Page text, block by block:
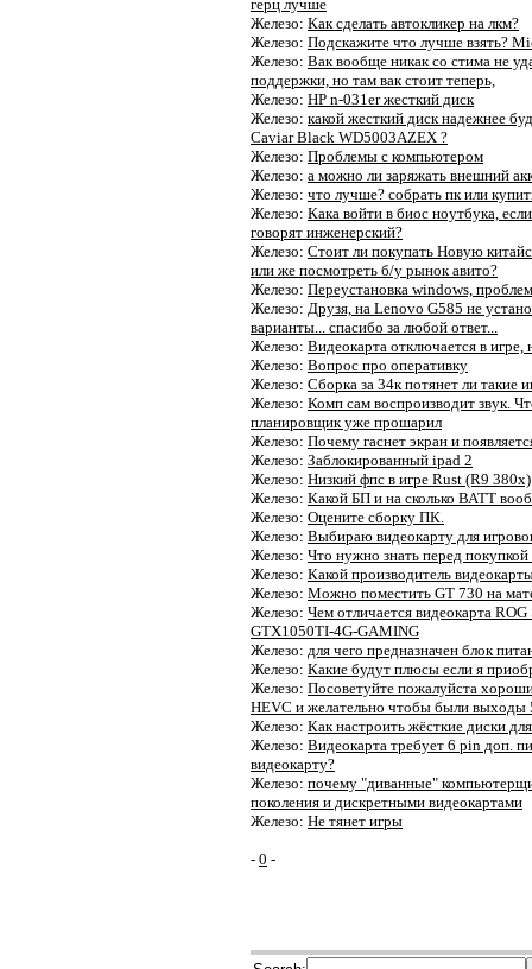
герц лучше
Железо: Как сделать автокликер на лкм?
Железо: Подскажите что лучше взять?
Железо: Вак вообще никак со стима не
поддержки, но там вак стоит теперь,
Железо: HP n-031er жесткий диск
Железо: какой жесткий диск надежнее
Caviar Black WD5003AZEX ?
Железо: Проблемы с компьютером
Железо: а можно ли заряжать внешний
Железо: что лучше? собрать пк или
Железо: Кака войти в биос ноутбука,
говорят инженерский?
Железо: Стоит ли покупать Новую
или же посмотреть б/у рынок авито?
Железо: Переустановка windows,
Железо: Друзя, на Lenovo G585 не
варианты... спасибо за любой ответ...
Железо: Видеокарта отключается в игре,
Железо: Вопрос про оперативку
Железо: Сборка за 34к потянет ли такие
Железо: Комп сам воспроизводит звук.
планировщик уже прошарил
Железо: Почему гаснет экран и
Железо: Заблокированный ipad 2
Железо: Низкий фпс в игре Rust (R9 380x)
Железо: Какой БП и на сколько ВАТТ
Железо: Оцените сборку ПК.
Железо: Выбираю видеокарту для
Железо: Что нужно знать перед
Железо: Какой производитель
Железо: Можно поместить GT 730 на
Железо: Чем отличается видеокарта
GTX1050TI-4G-GAMING
Железо: для чего предназначен блок
Железо: Какие будут плюсы если я
Железо: Посоветуйте пожалуйста
HEVC и желательно чтобы были выходы
Железо: Как настроить жёсткие диски
Железо: Видеокарта требует 6 pin доп.
видеокарту?
Железо: почему "диванные"
поколения и дискретными видеокартами
Железо: Не тянет игры
- 0 -